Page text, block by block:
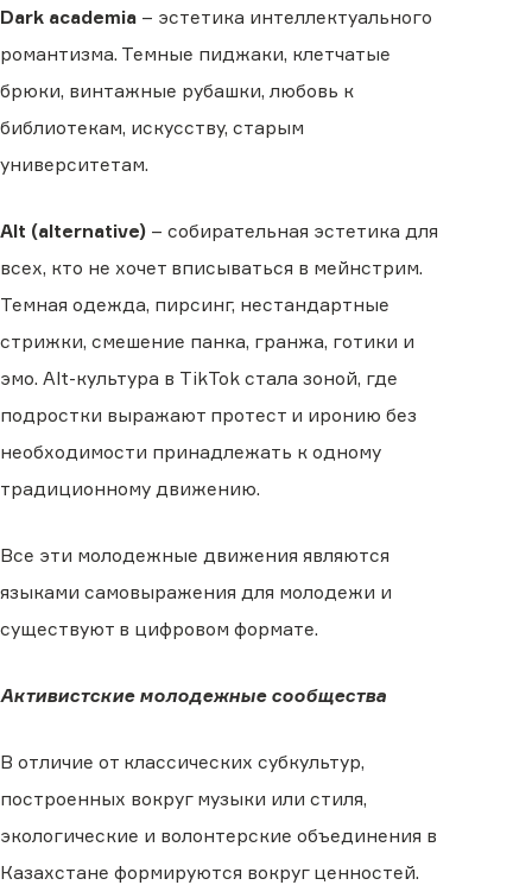
Dark academia – эстетика интеллектуального
романтизма. Темные пиджаки, клетчатые
брюки, винтажные рубашки, любовь к
библиотекам, искусству, старым
университетам.
Alt (alternative) – собирательная эстетика для
всех, кто не хочет вписываться в мейнстрим.
Темная одежда, пирсинг, нестандартные
стрижки, смешение панка, гранжа, готики и
эмо. Alt-культура в TikTok стала зоной, где
подростки выражают протест и иронию без
необходимости принадлежать к одному
традиционному движению.
Все эти молодежные движения являются
языками самовыражения для молодежи и
существуют в цифровом формате.
Активистские молодежные сообщества
В отличие от классических субкультур,
построенных вокруг музыки или стиля,
экологические и волонтерские объединения в
Казахстане формируются вокруг ценностей.